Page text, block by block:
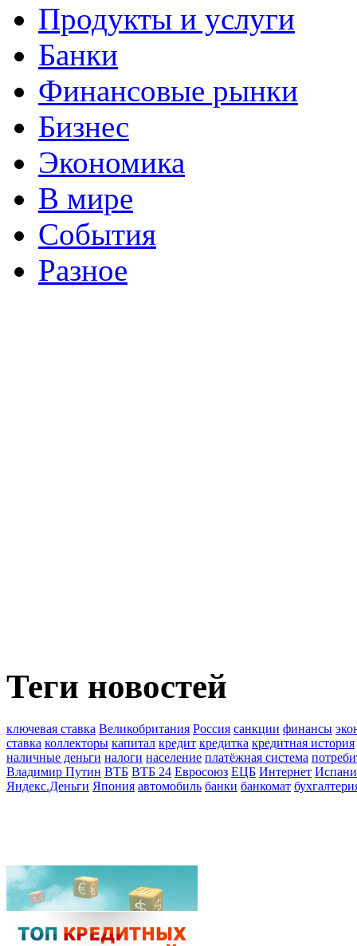
Продукты и услуги
Банки
Финансовые рынки
Бизнес
Экономика
В мире
События
Разное
Теги новостей
ключевая ставка Великобритания Россия санкции финансы
ставка коллекторы капитал кредит кредитка кредитная история
наличные деньги налоги население платёжная система
Владимир Путин ВТБ ВТБ 24 Евросоюз ЕЦБ Интернет
Яндекс.Деньги Япония автомобиль банки банкомат